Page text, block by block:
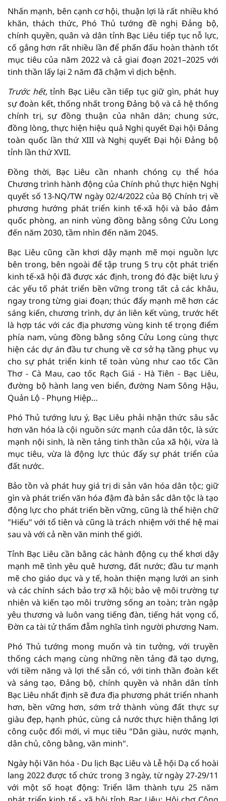
Nhấn mạnh, bên cạnh cơ hội, thuận lợi là rất nhiều khó
khăn, thách thức, Phó Thủ tướng đề nghị Đảng bộ,
chính quyền, quân và dân tỉnh Bạc Liêu tiếp tục nỗ lực,
cố gắng hơn rất nhiều lần để phấn đấu hoàn thành tốt
mục tiêu của năm 2022 và cả giai đoạn 2021–2025 với
tinh thần lấy lại 2 năm đã chậm vì dịch bệnh.
Trước hết,tỉnh Bạc Liêu cần tiếp tục giữ gìn, phát huy
sự đoàn kết, thống nhất trong Đảng bộ và cả hệ thống
chính trị, sự đồng thuận của nhân dân; chung sức,
đồng lòng, thực hiện hiệu quả Nghị quyết Đại hội Đảng
toàn quốc lần thứ XIII và Nghị quyết Đại hội Đảng bộ
tỉnh lần thứ XVII.
Đồng thời, Bạc Liêu cần nhanh chóng cụ thể hóa
Chương trình hành động của Chính phủ thực hiện Nghị
quyết số 13-NQ/TW ngày 02/4/2022 của Bộ Chính trị về
phương hướng phát triển kinh tế-xã hội và bảo đảm
quốc phòng, an ninh vùng đồng bằng sông Cửu Long
đến năm 2030, tầm nhìn đến năm 2045.
Bạc Liêu cũng cần khơi dậy mạnh mẽ mọi nguồn lực
bên trong, bên ngoài để tập trung 5 trụ cột phát triển
kinh tế-xã hội đã được xác định, trong đó đặc biệt lưu ý
các yếu tố phát triển bền vững trong tất cả các khâu,
ngay trong từng giai đoạn; thúc đẩy mạnh mẽ hơn các
sáng kiến, chương trình, dự án liên kết vùng, trước hết
là hợp tác với các địa phương vùng kinh tế trọng điểm
phía nam, vùng đồng bằng sông Cửu Long cùng thực
hiện các dự án đầu tư chung về cơ sở hạ tầng phục vụ
cho sự phát triển kinh tế toàn vùng như cao tốc Cần
Thơ - Cà Mau, cao tốc Rạch Giá - Hà Tiên - Bạc Liêu,
đường bộ hành lang ven biển, đường Nam Sông Hậu,
Quản Lộ - Phụng Hiệp…
Phó Thủ tướng lưu ý, Bạc Liêu phải nhận thức sâu sắc
hơn văn hóa là cội nguồn sức mạnh của dân tộc, là sức
mạnh nội sinh, là nền tảng tinh thần của xã hội, vừa là
mục tiêu, vừa là động lực thúc đẩy sự phát triển của
đất nước.
Bảo tồn và phát huy giá trị di sản văn hóa dân tộc; giữ
gìn và phát triển văn hóa đậm đà bản sắc dân tộc là tạo
động lực cho phát triển bền vững, cũng là thể hiện chữ
"Hiếu" với tổ tiên và cũng là trách nhiệm với thế hệ mai
sau và với cả nền văn minh thế giới.
Tỉnh Bạc Liêu cần bằng các hành động cụ thể khơi dậy
mạnh mẽ tình yêu quê hương, đất nước; đầu tư mạnh
mẽ cho giáo dục và y tế, hoàn thiện mạng lưới an sinh
và các chính sách bảo trợ xã hội; bảo vệ môi trường tự
nhiên và kiến tạo môi trường sống an toàn; tràn ngập
yêu thương và luôn vang tiếng đàn, tiếng hát vọng cổ,
Đờn ca tài tử thấm đẫm nghĩa tình người phương Nam.
Phó Thủ tướng mong muốn và tin tưởng, với truyền
thống cách mạng cùng những nền tảng đã tạo dựng,
với tiềm năng và lợi thế sẵn có, với tinh thần đoàn kết
và sáng tạo, Đảng bộ, chính quyền và nhân dân tỉnh
Bạc Liêu nhất định sẽ đưa địa phương phát triển nhanh
hơn, bền vững hơn, sớm trở thành vùng đất thực sự
giàu đẹp, hạnh phúc, cùng cả nước thực hiện thắng lợi
công cuộc đổi mới, vì mục tiêu "Dân giàu, nước mạnh,
dân chủ, công bằng, văn minh".
Ngày hội Văn hóa - Du lịch Bạc Liêu và Lễ hội Dạ cổ hoài
lang 2022 được tổ chức trong 3 ngày, từ ngày 27-29/11
với một số hoạt động: Triển lãm thành tựu 25 năm